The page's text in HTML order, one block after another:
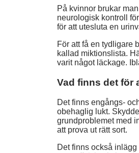
På kvinnor brukar
neurologisk kontroll
för att utesluta en
För att få en tydligare
kallad miktionslista.
varit något läckage.
Vad finns det för
Det finns engångs-
obehaglig lukt.
grundproblemet med
att prova ut rätt sort.
Det finns också